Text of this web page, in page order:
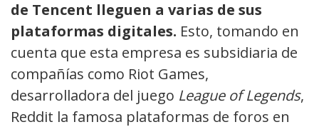
de Tencent lleguen a varias de sus
plataformas digitales. Esto, tomando en
cuenta que esta empresa es subsidiaria de
compañías como Riot Games,
desarrolladora del juego League of Legends,
Reddit la famosa plataformas de foros en